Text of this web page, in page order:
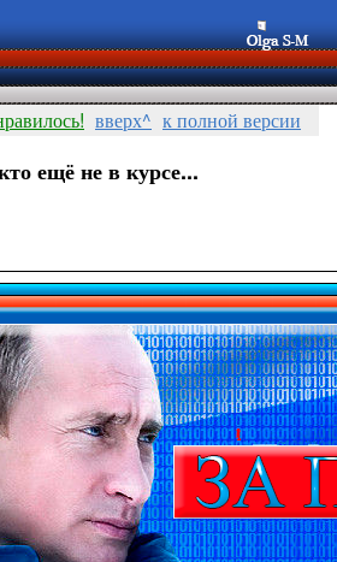
вверх^ к полной версии
ещё не в курсе...